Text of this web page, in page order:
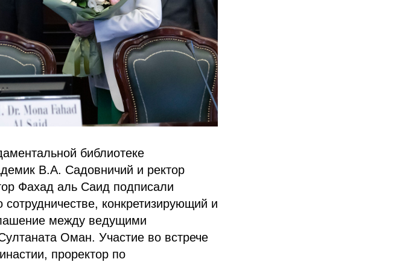
библиотеке
В.А. Садовничий и ректор
Фахад аль Саид подписали
конкретизирующий и
между ведущими
Оман. Участие во встрече
проректор по